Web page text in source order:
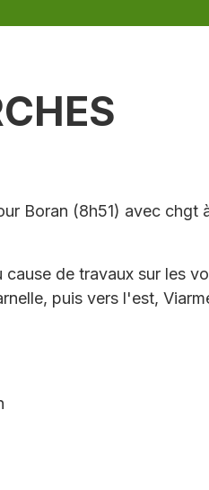
Boran (8h51) avec chgt
de travaux sur les
puis vers l'est,